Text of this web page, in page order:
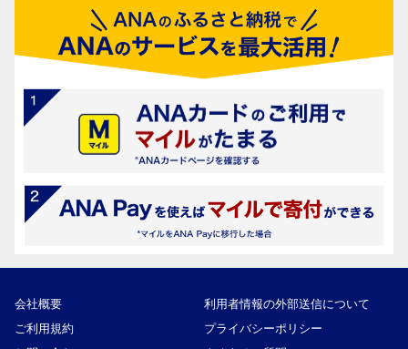
会社概要
利用者情報の外部送信について
ご利用規約
プライバシーポリシー